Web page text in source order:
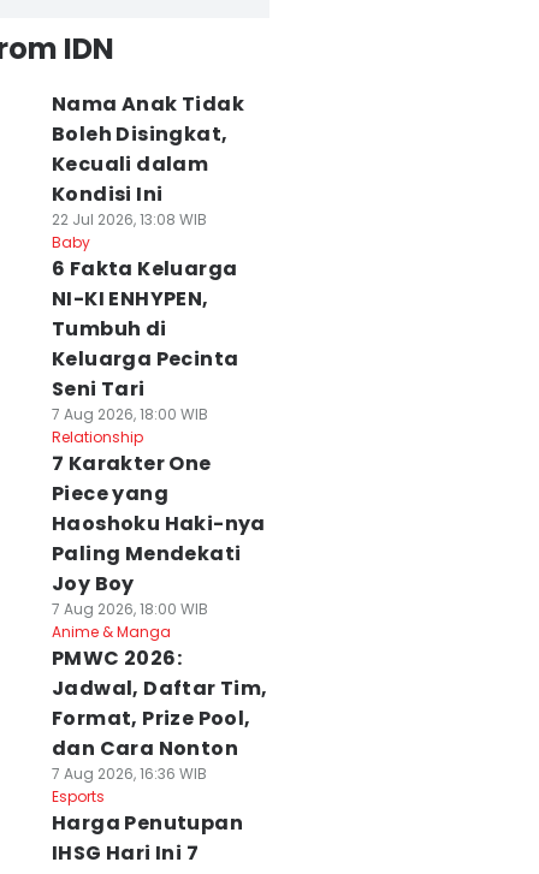
IDN
Nama Anak Tidak
Boleh Disingkat,
Kecuali dalam
Kondisi Ini
22 Jul 2026, 13:08 WIB
Baby
6 Fakta Keluarga
NI-KI ENHYPEN,
Tumbuh di
Keluarga Pecinta
Seni Tari
7 Aug 2026, 18:00 WIB
Relationship
7 Karakter One
Piece yang
Haoshoku Haki-nya
Paling Mendekati
Joy Boy
7 Aug 2026, 18:00 WIB
Anime & Manga
PMWC 2026:
Jadwal, Daftar Tim,
Format, Prize Pool,
dan Cara Nonton
7 Aug 2026, 16:36 WIB
Esports
Harga Penutupan
IHSG Hari Ini 7